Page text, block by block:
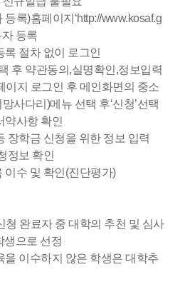
록)홈페이지‘http://www.kosaf.g
자 등록
절차 없이 로그인
후 약관동의,실명확인,정보입력
이지 로그인 후 메인화면의 중소
사다리)메뉴 선택 후‘신청’선택
사항 확인
장학금 신청을 위한 정보 입력
정보 확인
이수 및 확인(진단평가)
청 완료자 중 대학의 추천 및 심사
생으로 선정
을 이수하지 않은 학생은 대학추